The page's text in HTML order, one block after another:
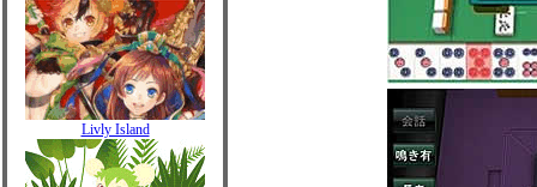
Livly Island